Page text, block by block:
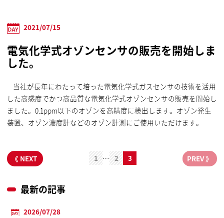
2021/07/15
電気化学式オゾンセンサの販売を開始しま
した。
当社が長年にわたって培った電気化学式ガスセンサの技術を活用
した高感度でかつ高品質な電気化学式オゾンセンサの販売を開始し
ました。0.1ppm以下のオゾンを高精度に検出します。オゾン発生
装置、オゾン濃度計などのオゾン計測にご使用いただけます。
1 … 2 3
最新の記事
2026/07/28